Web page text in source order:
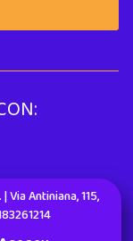
Antiniana, 115,